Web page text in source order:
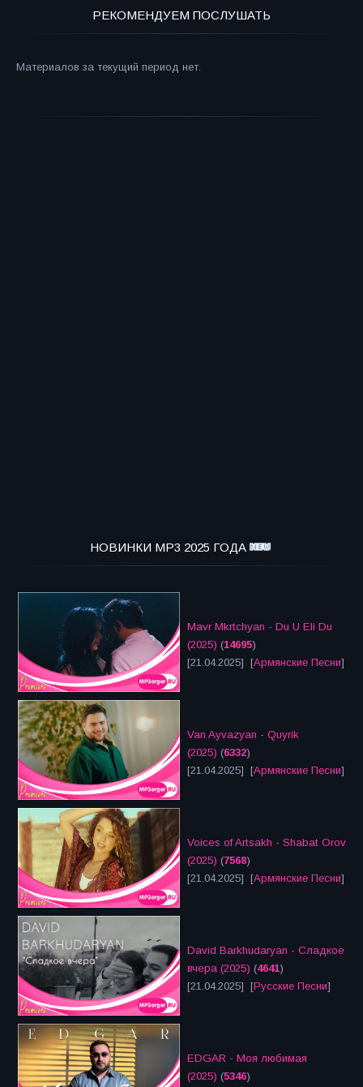
РЕКОМЕНДУЕМ ПОСЛУШАТЬ
Материалов за текущий период нет.
НОВИНКИ MP3 2025 ГОДА
Mavr Mkrtchyan - Du U Eli Du
(2025) (14695)
[21.04.2025] [Армянские Песни]
Van Ayvazyan - Quyrik
(2025) (6332)
[21.04.2025] [Армянские Песни]
Voices of Artsakh - Shabat Orov
(2025) (7568)
[21.04.2025] [Армянские Песни]
David Barkhudaryan - Сладкое
вчера (2025) (4641)
[21.04.2025] [Русские Песни]
EDGAR - Моя любимая
(2025) (5346)